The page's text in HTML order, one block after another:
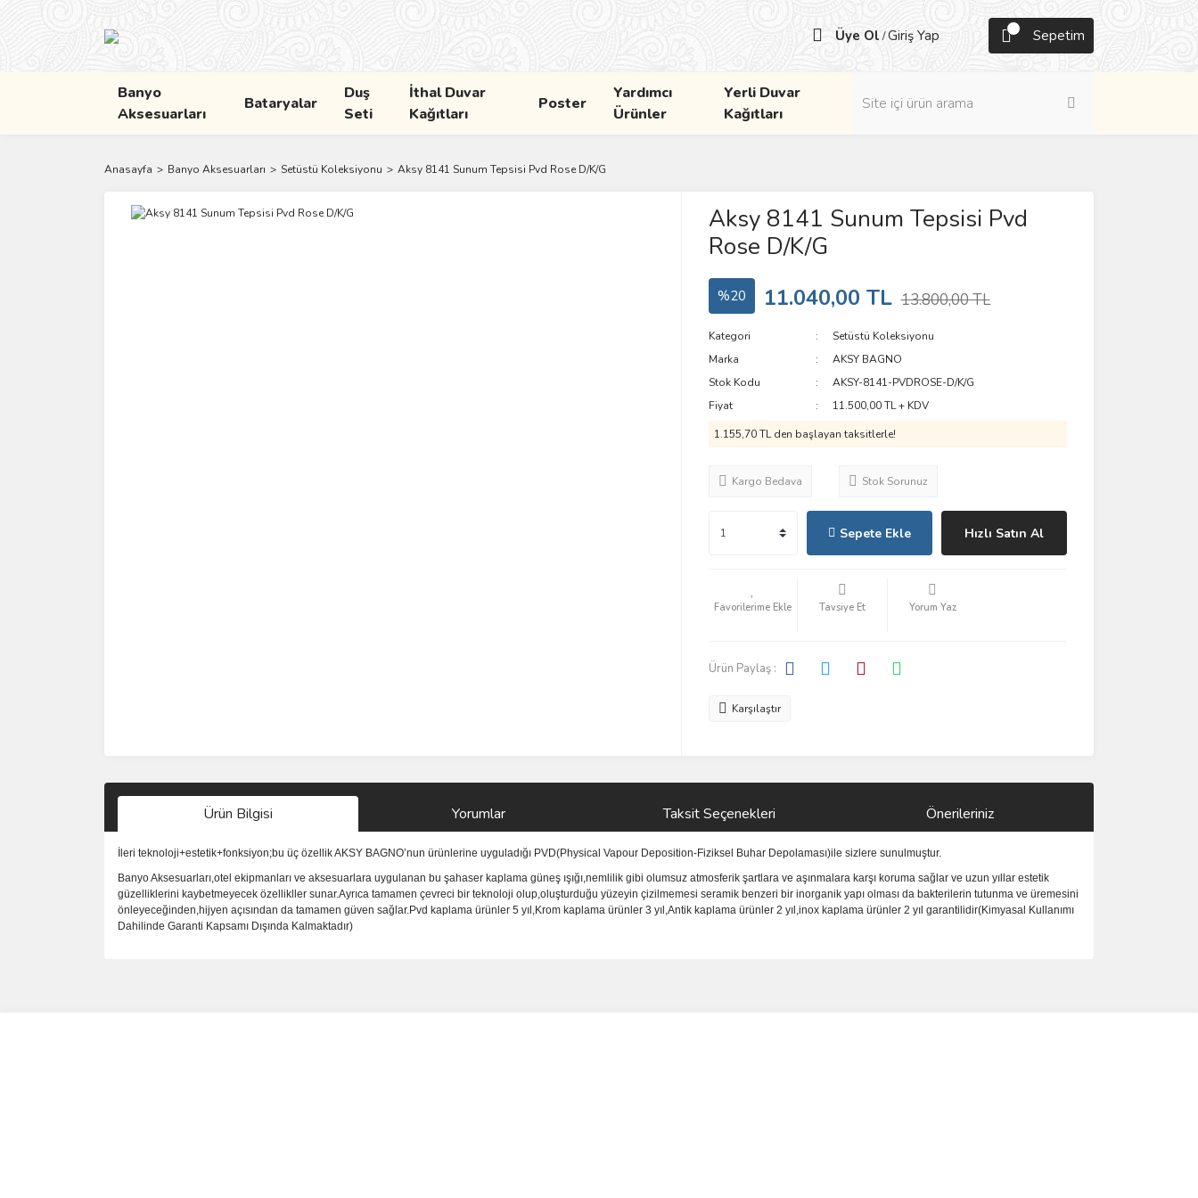
Üye Ol /Giriş Yap Sepetim
Banyo
Aksesuarları
Bataryalar
Duş
Seti
İthal Duvar
Kağıtları
Poster
Yardımcı
Ürünler
Yerli Duvar
Kağıtları
Anasayfa Banyo Aksesuarları Setüstü Koleksiyonu Aksy 8141 Sunum Tepsisi Pvd Rose D/K/G
Aksy 8141 Sunum Tepsisi Pvd
Rose D/K/G
%20 11.040,00 TL 13.800,00 TL
Kategori
Setüstü Koleksiyonu
Marka
AKSY BAGNO
Stok Kodu
AKSY-8141-PVDROSE-D/K/G
Fiyat
11.500,00 TL + KDV
1.155,70 TL den başlayan taksitlerle!
Kargo Bedava Stok Sorunuz
Sepete Ekle Hızlı Satın Al
Tavsiye Et Yorum Yaz
Ürün Paylaş :
Karşılaştır
Ürün Bilgisi Yorumlar Taksit Seçenekleri Önerileriniz
İleri teknoloji+estetik+fonksiyon;bu üç özellik AKSY BAGNO’nun ürünlerine uyguladığı PVD(Physical Vapour Deposition-Fiziksel Buhar Depolaması)ile sizlere sunulmuştur.
Banyo Aksesuarları,otel ekipmanları ve aksesuarlara uygulanan bu şahaser kaplama güneş ışığı,nemlilik gibi olumsuz atmosferik şartlara ve aşınmalara karşı koruma sağlar ve uzun yıllar estetik
güzelliklerini kaybetmeyecek özellikller sunar.Ayrıca tamamen çevreci bir teknoloji olup,oluşturduğu yüzeyin çizilmemesi seramik benzeri bir inorganik yapı olması da bakterilerin tutunma ve üremesini
önleyeceğinden,hijyen açısından da tamamen güven sağlar.Pvd kaplama ürünler 5 yıl,Krom kaplama ürünler 3 yıl,Antik kaplama ürünler 2 yıl,inox kaplama ürünler 2 yıl garantilidir(Kimyasal Kullanımı
Dahilinde Garanti Kapsamı Dışında Kalmaktadır)